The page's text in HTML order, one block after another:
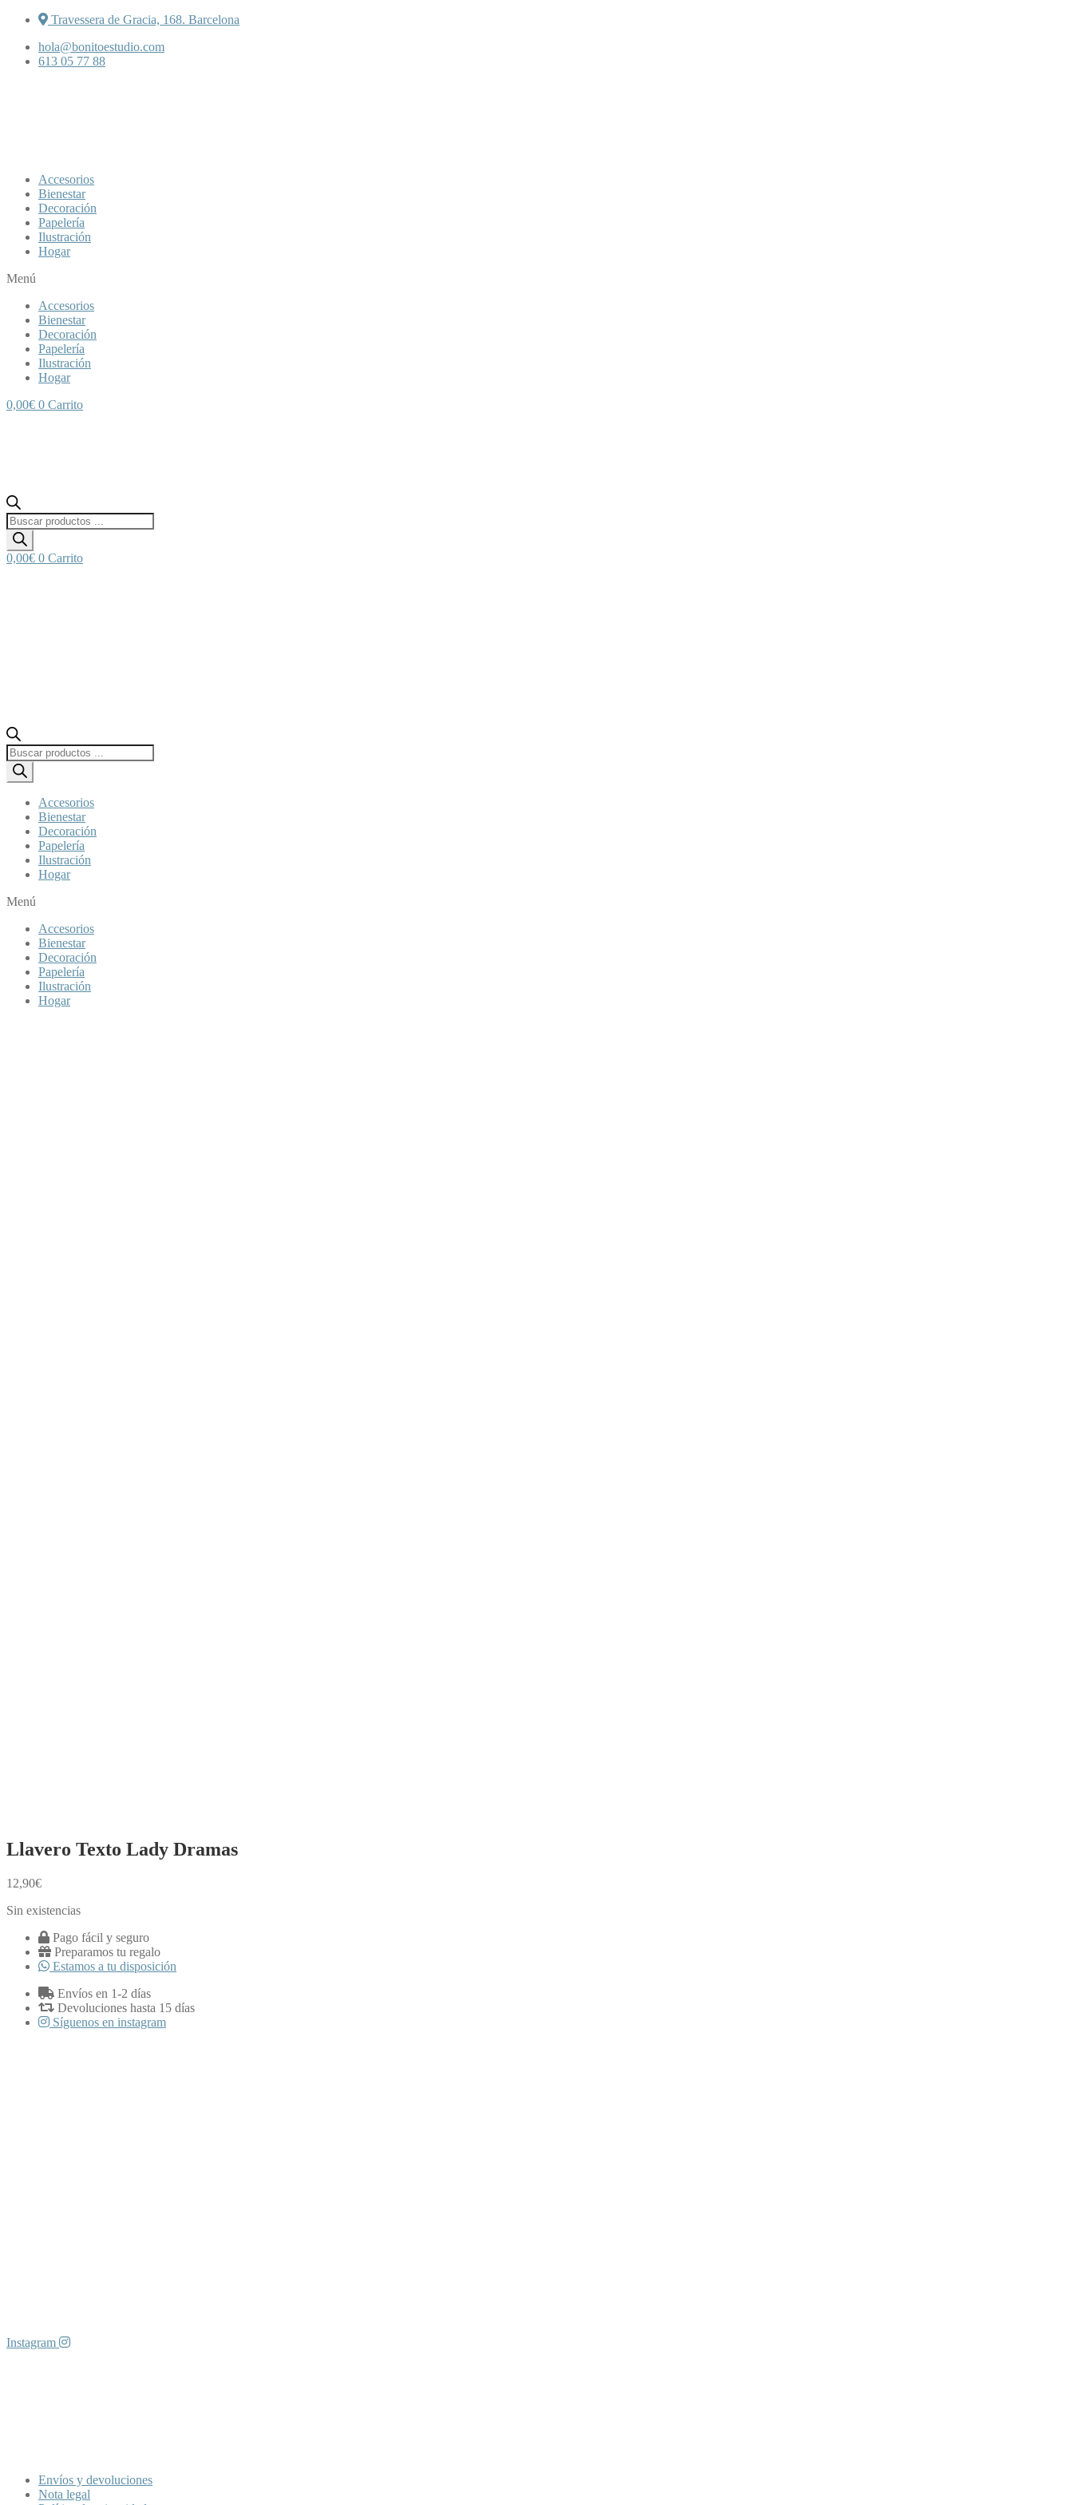
Travessera de Gracia, 168. Barcelona
hola@bonitoestudio.com
613 05 77 88
Accesorios
Bienestar
Decoración
Papelería
Ilustración
Hogar
Menú
Accesorios
Bienestar
Decoración
Papelería
Ilustración
Hogar
0,00€ 0 Carrito
Búsqueda
de
productos
0,00€ 0 Carrito
Búsqueda
de
productos
Accesorios
Bienestar
Decoración
Papelería
Ilustración
Hogar
Menú
Accesorios
Bienestar
Decoración
Papelería
Ilustración
Hogar
Llavero Texto Lady Dramas
12,90€
Sin existencias
Pago fácil y seguro
Preparamos tu regalo
Estamos a tu disposición
Envíos en 1-2 días
Devoluciones hasta 15 días
Síguenos en instagram
Instagram
Envíos y devoluciones
Nota legal